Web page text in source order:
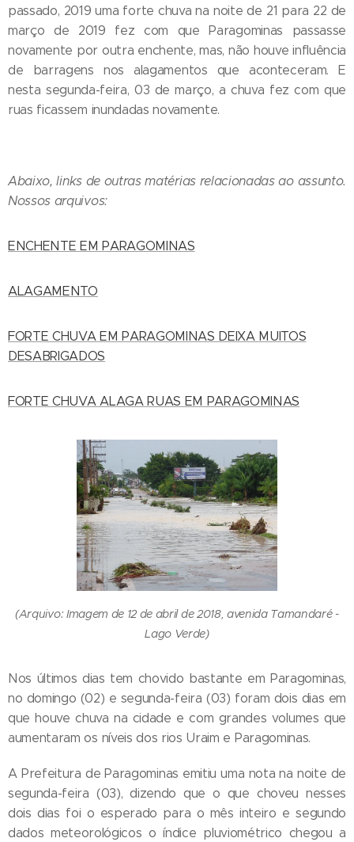
passado, 2019 uma forte chuva na noite de 21 para 22 de
março de 2019 fez com que Paragominas passasse
novamente por outra enchente, mas, não houve influência
de barragens nos alagamentos que aconteceram. E
nesta segunda-feira, 03 de março, a chuva fez com que
ruas ficassem inundadas novamente.
Abaixo, links de outras matérias relacionadas ao assunto.
Nossos arquivos:
ENCHENTE EM PARAGOMINAS
ALAGAMENTO
FORTE CHUVA EM PARAGOMINAS DEIXA MUITOS
DESABRIGADOS
FORTE CHUVA ALAGA RUAS EM PARAGOMINAS
(Arquivo: Imagem de 12 de abril de 2018, avenida Tamandaré -
Lago Verde)
Nos últimos dias tem chovido bastante em Paragominas,
no domingo (02) e segunda-feira (03) foram dois dias em
que houve chuva na cidade e com grandes volumes que
aumentaram os níveis dos rios Uraim e Paragominas.
A Prefeitura de Paragominas emitiu uma nota na noite de
segunda-feira (03), dizendo que o que choveu nesses
dois dias foi o esperado para o mês inteiro e segundo
dados meteorológicos o índice pluviométrico chegou a